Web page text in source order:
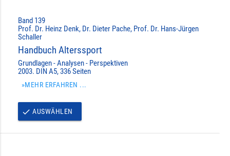
Band 139
Prof. Dr. Heinz Denk, Dr. Dieter Pache, Prof. Dr. Hans-Jürgen
Schaller
Handbuch Alterssport
Grundlagen - Analysen - Perspektiven
2003. DIN A5, 336 Seiten
»MEHR ERFAHREN ...
done AUSWÄHLEN